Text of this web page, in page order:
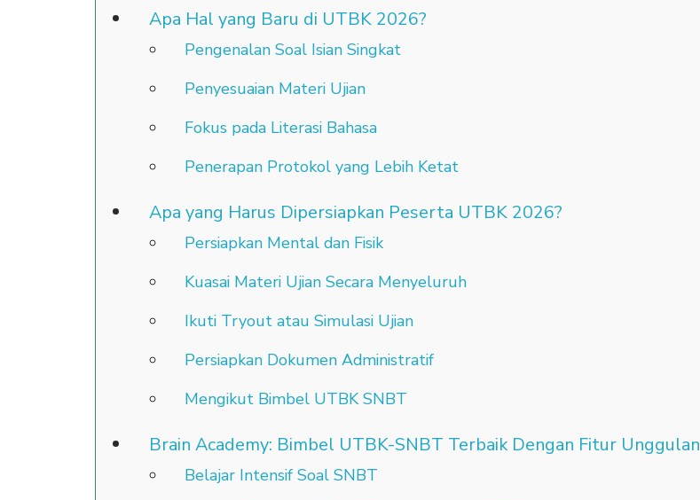
Apa Hal yang Baru di UTBK 2026?
Pengenalan Soal Isian Singkat
Penyesuaian Materi Ujian
Fokus pada Literasi Bahasa
Penerapan Protokol yang Lebih Ketat
Apa yang Harus Dipersiapkan Peserta UTBK 2026?
Persiapkan Mental dan Fisik
Kuasai Materi Ujian Secara Menyeluruh
Ikuti Tryout atau Simulasi Ujian
Persiapkan Dokumen Administratif
Mengikut Bimbel UTBK SNBT
Brain Academy: Bimbel UTBK-SNBT Terbaik Dengan Fitur Unggulan
Belajar Intensif Soal SNBT